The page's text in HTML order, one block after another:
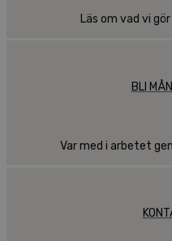
Läs om vad vi
BLI
Var med i arbetet